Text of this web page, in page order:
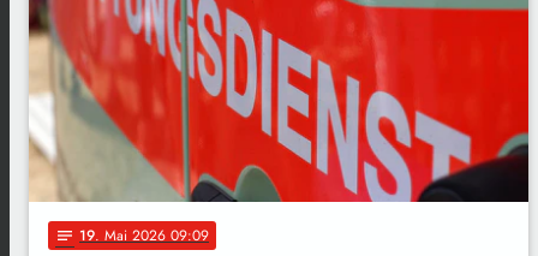
notes 19. Mai 2026 09:09